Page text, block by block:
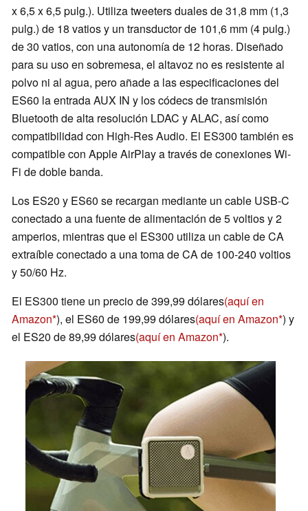
x 6,5 x 6,5 pulg.). Utiliza tweeters duales de 31,8 mm (1,3
pulg.) de 18 vatios y un transductor de 101,6 mm (4 pulg.)
de 30 vatios, con una autonomía de 12 horas. Diseñado
para su uso en sobremesa, el altavoz no es resistente al
polvo ni al agua, pero añade a las especificaciones del
ES60 la entrada AUX IN y los códecs de transmisión
Bluetooth de alta resolución LDAC y ALAC, así como
compatibilidad con High-Res Audio. El ES300 también es
compatible con Apple AirPlay a través de conexiones Wi-
Fi de doble banda.
Los ES20 y ES60 se recargan mediante un cable USB-C
conectado a una fuente de alimentación de 5 voltios y 2
amperios, mientras que el ES300 utiliza un cable de CA
extraíble conectado a una toma de CA de 100-240 voltios
y 50/60 Hz.
El ES300 tiene un precio de 399,99 dólares(aquí en
Amazon ), el ES60 de 199,99 dólares(aquí en Amazon ) y
el ES20 de 89,99 dólares(aquí en Amazon ).